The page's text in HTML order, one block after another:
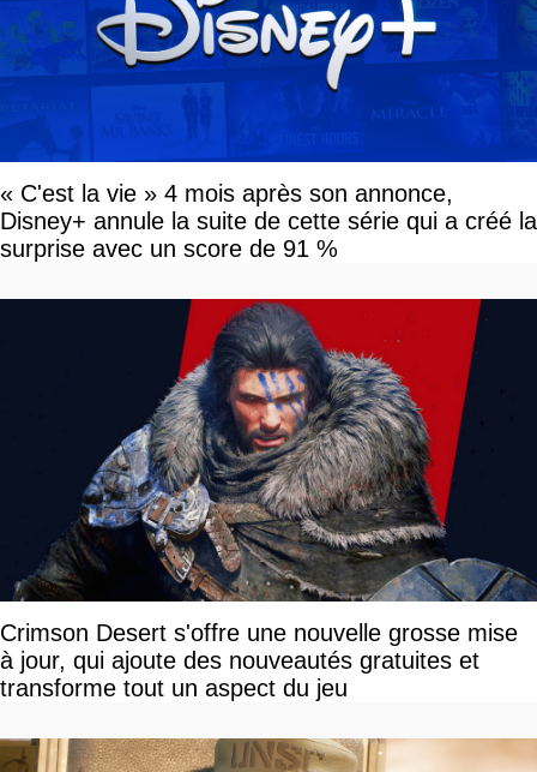
« C'est la vie » 4 mois après son annonce,
Disney+ annule la suite de cette série qui a créé la
surprise avec un score de 91 %
Crimson Desert s'offre une nouvelle grosse mise
à jour, qui ajoute des nouveautés gratuites et
transforme tout un aspect du jeu